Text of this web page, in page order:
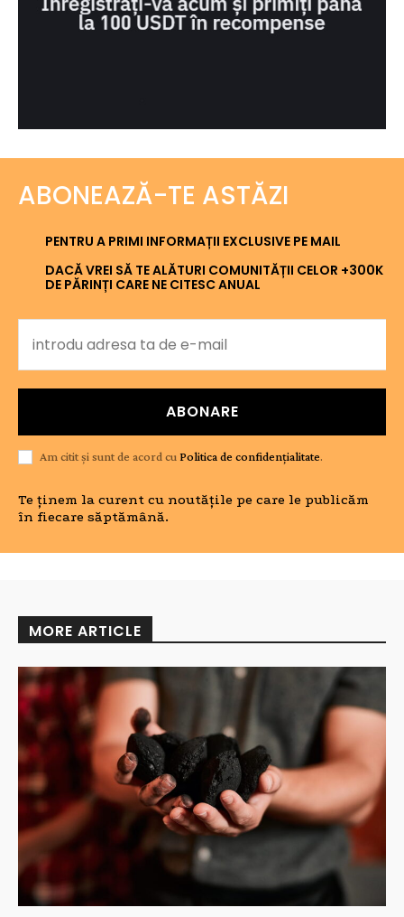
ABONEAZĂ-TE ASTĂZI
PENTRU A PRIMI INFORMAȚII EXCLUSIVE PE MAIL
DACĂ VREI SĂ TE ALĂTURI COMUNITĂȚII CELOR +300K
DE PĂRINȚI CARE NE CITESC ANUAL
ABONARE
Am citit și sunt de acord cu Politica de confidențialitate.
Te ținem la curent cu noutățile pe care le publicăm
în fiecare săptămână.
MORE ARTICLE